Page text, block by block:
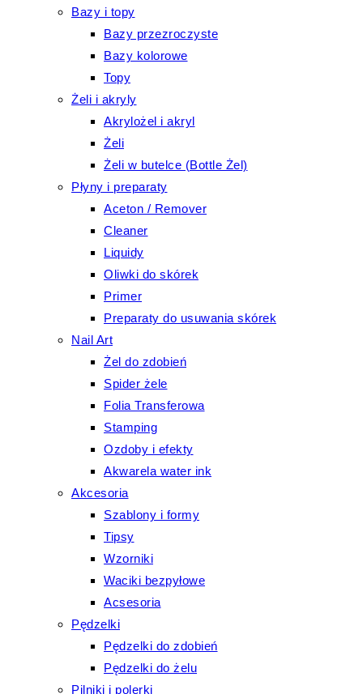
Bazy i topy
Bazy przezroczyste
Bazy kolorowe
Topy
Żeli i akryly
Akrylożel i akryl
Żeli
Żeli w butelce (Bottle Żel)
Płyny i preparaty
Aceton / Remover
Cleaner
Liquidy
Oliwki do skórek
Primer
Preparaty do usuwania skórek
Nail Art
Żel do zdobień
Spider żele
Folia Transferowa
Stamping
Ozdoby i efekty
Akwarela water ink
Akcesoria
Szablony i formy
Tipsy
Wzorniki
Waciki bezpyłowe
Acsesoria
Pędzelki
Pędzelki do zdobień
Pędzelki do żelu
Pilniki i polerki